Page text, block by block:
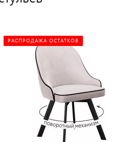
РАСПРОДАЖА ОСТАТКОВ